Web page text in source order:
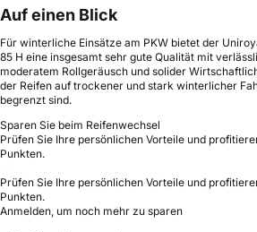
Auf einen Blick
Für winterliche Einsätze am PKW bietet der
85 H eine insgesamt sehr gute Qualität mit
moderatem Rollgeräusch und solider
der Reifen auf trockener und stark winterlicher
begrenzt sind.
Sparen Sie beim Reifenwechsel
Prüfen Sie Ihre persönlichen Vorteile und
Punkten.
Prüfen Sie Ihre persönlichen Vorteile und
Punkten.
Anmelden, um noch mehr zu sparen